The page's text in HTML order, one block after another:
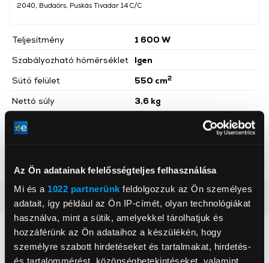
Az Ön adatainak felelősségteljes felhasználása
Mi és a 1022 partnerünk feldolgozzuk az Ön személyes
adatait, így például az Ön IP-címét, olyan technológiákat
használva, mint a sütik, amelyekkel tárolhatjuk és
hozzáférünk az Ön adataihoz a készülékén, hogy
személyre szabott hirdetéseket és tartalmakat, hirdetés-
és tartalommérést, közönségbetekintéseket, valamint
2040, Budaörs, Puskás Tivadar 14 C/C
Teljesítmény
1 600 W
Szabályozható hőmérséklet
Igen
Sütő felület
550 cm2
Nettó súly
3,6 kg
Főkapcsoló
Részletes ismertető
Neked ajánljuk